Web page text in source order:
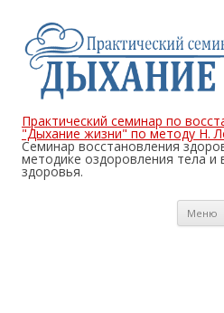
Практический семинар по
"Дыхание жизни" по методу Н.
Семинар восстановления
методике оздоровления тела и
здоровья.
Меню